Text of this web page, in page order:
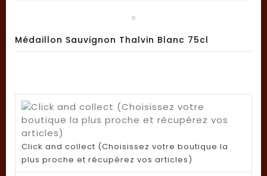
Médaillon Sauvignon Thalvin Blanc 75cl
Click and collect (Choisissez votre boutique la
plus proche et récupérez vos articles)